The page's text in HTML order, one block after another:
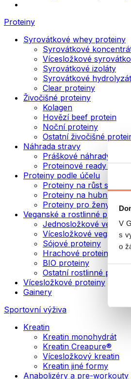
V
s
o
Proteiny
Syrovátkové whey proteiny
Syrovátkové
Vícesložkové
Syrovátkové izoláty
Syrovátkové
Clear proteiny
Živočišné proteiny
Kolagen
Hovězí beef protein
Noční proteiny
Ostatní živočišné
Náhrada stravy
Práškové náhrady stravy
Proteinové ready to
Proteiny podle účelu
Proteiny na růst svalů
Proteiny na hubnutí
Proteiny pro ženy
Veganské a rostlinné
Jednosložkové
Vícesložkové
Sójové proteiny
Hrachové proteiny
BIO proteiny
Ostatní rostlinné proteiny
Vícesložkové proteiny
Gainery
Sportovní výživa
Kreatin
Kreatin monohydrát
Kreatin Creapure®
Vícesložkový kreatin
Kreatin jiné formy
Anabolizéry a pre-workouty